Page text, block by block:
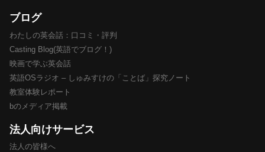
ブログ
わたしの英会話：口コミ・評判
Casting Blog(英語でブログ！)
映画で学ぶ英会話
英語OSラジオ – しゅみすけの「ことば」探究ノート
教室体験レポート
bのメディア掲載
法人向けサービス
法人の皆様へ